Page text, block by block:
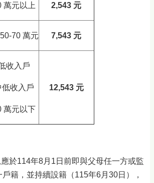
萬元以上 2,543 元
70 萬元 7,543 元
收入戶
低收入戶
萬元以下
12,543 元
於114年8月1日前即與父母任一方或監
籍，並持續設籍（115年6月30日），